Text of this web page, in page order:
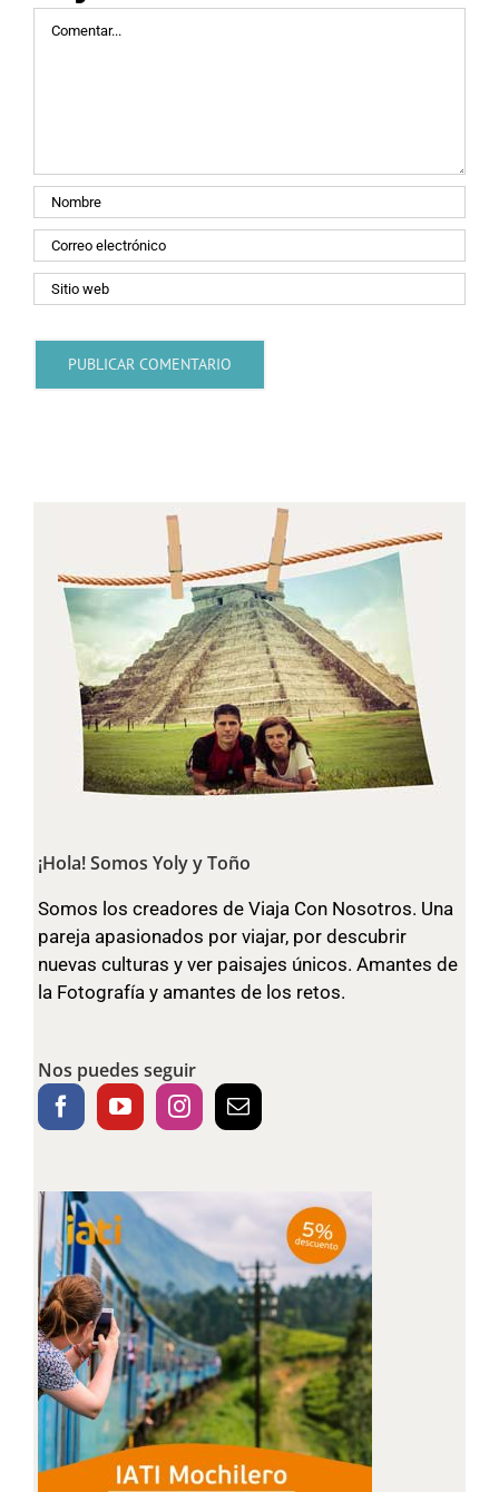
Comentar
¡Hola! Somos Yoly y Toño
Somos los creadores de Viaja Con Nosotros. Una
pareja apasionados por viajar, por descubrir
nuevas culturas y ver paisajes únicos. Amantes de
la Fotografía y amantes de los retos.
Nos puedes seguir